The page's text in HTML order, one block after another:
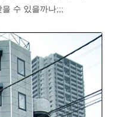
수 있을까나;;;